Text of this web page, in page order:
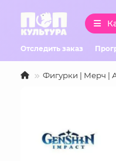
Отследить заказ
Фигурки | Мерч |